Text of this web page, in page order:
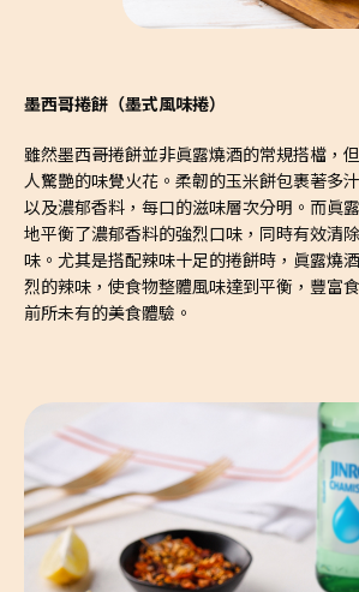
墨西哥捲餅（墨式風味捲）
雖然墨西哥捲餅並非眞露燒酒的常規搭檔，
人驚艷的味覺火花。柔韌的玉米餅包裹著多
以及濃郁香料，每口的滋味層次分明。而眞
地平衡了濃郁香料的強烈口味，同時有效清
味。尤其是搭配辣味十足的捲餅時，眞露燒
烈的辣味，使食物整體風味達到平衡，豐富
前所未有的美食體驗。